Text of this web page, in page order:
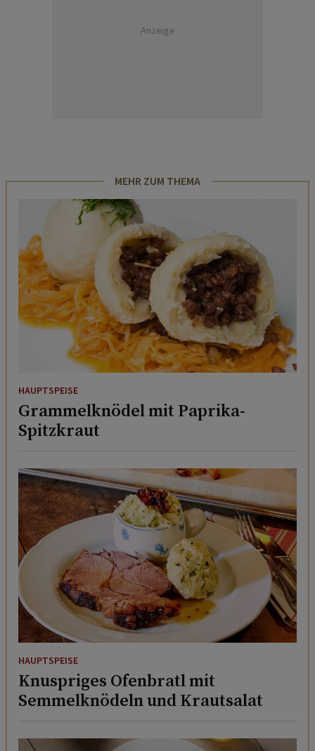
Anzeige
MEHR ZUM THEMA
HAUPTSPEISE
Grammelknödel mit Paprika-
Spitzkraut
HAUPTSPEISE
Knuspriges Ofenbratl mit
Semmelknödeln und Krautsalat